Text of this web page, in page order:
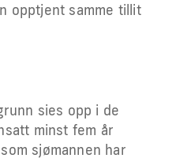
opptjent samme tillit
sies opp i de
minst fem år
sjømannen har